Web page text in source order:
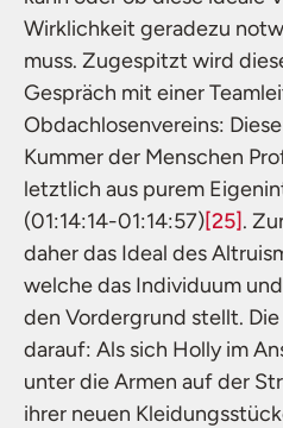
Wirklichkeit geradezu
muss. Zugespitzt wird
Gespräch mit einer
Obdachlosenvereins:
Kummer der Menschen
letztlich aus purem
(01:14:14-01:14:57)[25].
daher das Ideal des
welche das Individuum
den Vordergrund stellt.
darauf: Als sich Holly im
unter die Armen auf der
ihrer neuen